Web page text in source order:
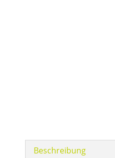
Beschreibung